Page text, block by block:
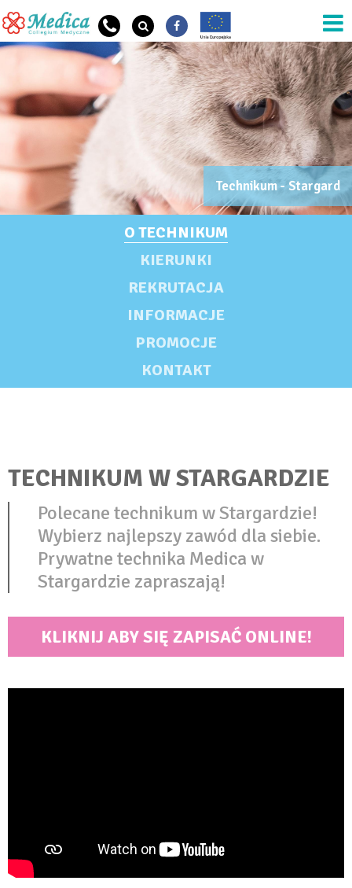
Przejdź do treści
OG SZKOŁA OPIS
OG Szkoła Nazwa
Technikum - Stargard
O TECHNIKUM
KIERUNKI
REKRUTACJA
INFORMACJE
PROMOCJE
KONTAKT
TECHNIKUM W STARGARDZIE
Polecane technikum w Stargardzie!
Wybierz najlepszy zawód dla siebie.
Prywatne technika Medica w
Stargardzie zapraszają!
KLIKNIJ ABY SIĘ ZAPISAĆ ONLINE!